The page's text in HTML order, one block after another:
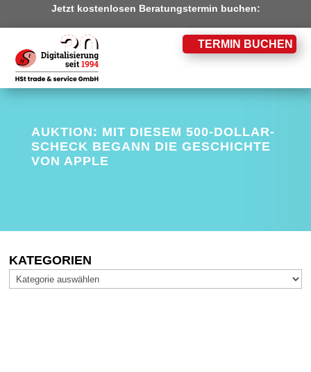
Jetzt kostenlosen Beratungstermin buchen:
TERMIN BUCHEN
AUKTION: MIT DIESEM 500-DOLLAR-
SCHECK BEGANN DIE GESCHICHTE
VON APPLE
KATEGORIEN